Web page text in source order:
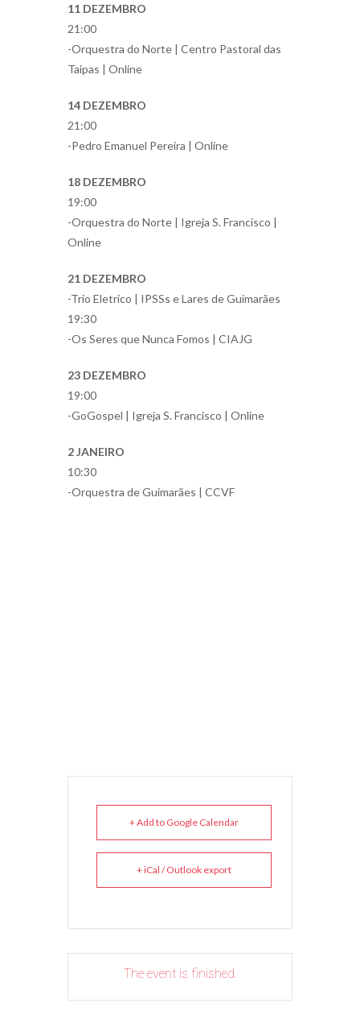
11 DEZEMBRO
21:00
-Orquestra do Norte | Centro Pastoral das
Taipas | Online
14 DEZEMBRO
21:00
-Pedro Emanuel Pereira | Online
18 DEZEMBRO
19:00
-Orquestra do Norte | Igreja S. Francisco |
Online
21 DEZEMBRO
-Trio Eletrico | IPSSs e Lares de Guimarães
19:30
-Os Seres que Nunca Fomos | CIAJG
23 DEZEMBRO
19:00
-GoGospel | Igreja S. Francisco | Online
2 JANEIRO
10:30
-Orquestra de Guimarães | CCVF
+ Add to Google Calendar
+ iCal / Outlook export
The event is finished.